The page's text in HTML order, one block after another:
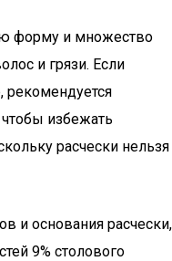
форму и множество
и грязи. Если
рекомендуется
избежать
расчески нельзя
и основания расчески,
9% столового